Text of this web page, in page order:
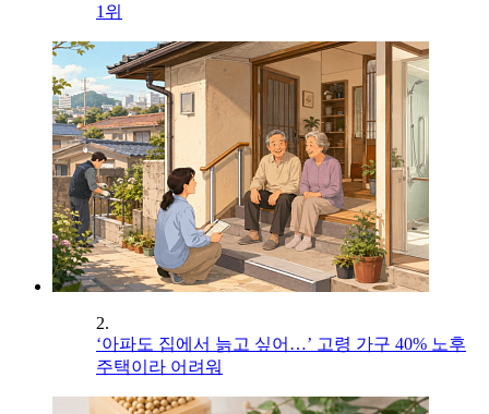
1위
2.
‘아파도 집에서 늙고 싶어…’ 고령 가구 40% 노후
주택이라 어려워